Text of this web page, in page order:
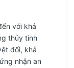
với khả
thủy tinh
đối, khả
nhận an